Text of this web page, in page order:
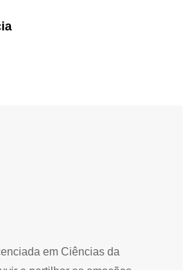
em Ciências da